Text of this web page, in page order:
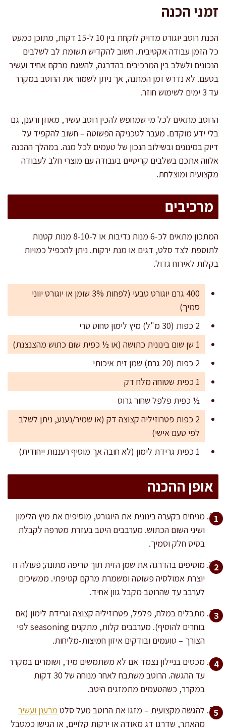
זמני הכנה
הכנת רוטב יוגורט מדויק לוקחת בין 10 ל-15 דקות, מתוכן כמעט
כל הזמן עבודה אקטיבית. חשוב להקדיש תשומת לב לשלבים
הנכונים ולשלב בין המרכיבים בהדרגה, להשגת מרקם אחיד ועשיר
בטעם. לא נדרש זמן המתנה, אך ניתן לשמור את הרוטב במקרר
עד 3 ימים לשימוש חוזר.
הרוטב מתאים לכל מי שמחפש להכין רוטב עשיר, מאוזן ורענן, גם
בלי ידע מוקדם. מעבר לטכניקה הפשוטה – חשוב להקפיד על
דיוק במינונים ובשילוב הנכון של טעמים לכל מנה. במהלך ההכנה
אלווה אתכם בשלבים קריטיים בעבודה עם מוצרי חלב לעבודה
מקצועית ומוצלחת.
מרכיבים
המתכון מתאים לכ-6 מנות נדיבות או ל-8-10 מנות קטנות
לתוספת לצד סלט, דגים או מנת ירקות. ניתן להכפיל כמויות
בקלות לאירוח גדול.
400 גרם יוגורט טבעי (לפחות 3% שומן או יוגורט יווני
סמיך)
2 כפות (30 מ"ל) מיץ לימון סחוט טרי
1 שן שום בינונית כתושה (או ½ כפית שום כתוש מהצנצנת)
2 כפות (20 גרם) שמן זית איכותי
1 כפית שטוחה מלח דק
½ כפית פלפל שחור גרוס
2 כפות פטרוזיליה קצוצה דק (או שמיר/נענע, ניתן לשלב
לפי טעם אישי)
1 כפית גרידת לימון (לא חובה אך מוסיף רעננות ייחודית)
אופן ההכנה
מניחים בקערה בינונית את היוגורט, מוסיפים את מיץ הלימון
ושיני השום הכתוש. מערבבים היטב בעזרת מטרפה לקבלת
בסיס חלק וסמיך.
מוסיפים בהדרגה את שמן הזית תוך טריפה מתונה; פעולה זו
יוצרת אמולסיה פשוטה ומשמרת מרקם קטיפתי. ממשיכים
לערבב עד שהרוטב מקבל גוון אחיד.
מתבלים במלח, פלפל, פטרוזיליה קצוצה וגרידת לימון (אם
בוחרים להוסיף). מערבבים קלות, מתקנים seasoning לפי
הצורך – טועמים ובודקים איזון חמיצות-מליחות.
מכסים בניילון נצמד אם לא משתמשים מיד, ושומרים במקרר
עד ההגשה. הרוטב משתבח לאחר מנוחה של 30 דקות
במקרר, כשהטעמים מתמזגים היטב.
להגשה מקצועית – מזגו את הרוטב מעל סלט מרענן ועשיר
מהאתר, שדרגו דג מאודה או ירקות קלויים, או הגישו כמטבל